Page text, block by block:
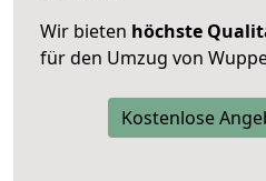
Wir bieten höchste
für den Umzug von
Kostenlose